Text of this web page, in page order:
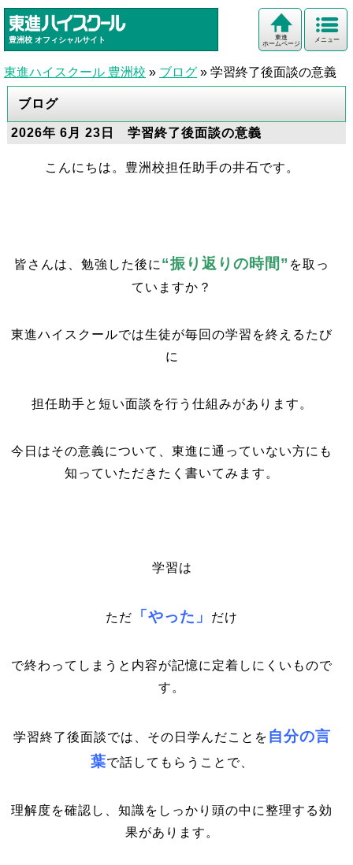
豊洲校 オフィシャルサイト メニュー
東進
ホームページ
東進ハイスクール 豊洲校 » ブログ » 学習終了後面談の意義
ブログ
2026年 6月 23日 学習終了後面談の意義
こんにちは。豊洲校担任助手の井石です。
皆さんは、勉強した後に “振り返りの時間” を取っ
ていますか？
東進ハイスクールでは生徒が毎回の学習を終えるたび
に
担任助手と短い面談を行う仕組みがあります。
今日はその意義について、東進に通っていない方にも
知っていただきたく書いてみます。
学習は
ただ 「やった」 だけ
で終わってしまうと内容が記憶に定着しにくいもので
す。
学習終了後面談では、その日学んだことを 自分の言
葉で話してもらうことで、
理解度を確認し、知識をしっかり頭の中に整理する効
果があります。